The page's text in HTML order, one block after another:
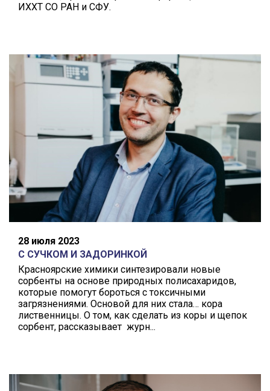
ИХХТ СО РАН и СФУ.
28 июля 2023
С СУЧКОМ И ЗАДОРИНКОЙ
Красноярские химики синтезировали новые
сорбенты на основе природных полисахаридов,
которые помогут бороться с токсичными
загрязнениями. Основой для них стала… кора
лиственницы. О том, как сделать из коры и щепок
сорбент, рассказывает журн...